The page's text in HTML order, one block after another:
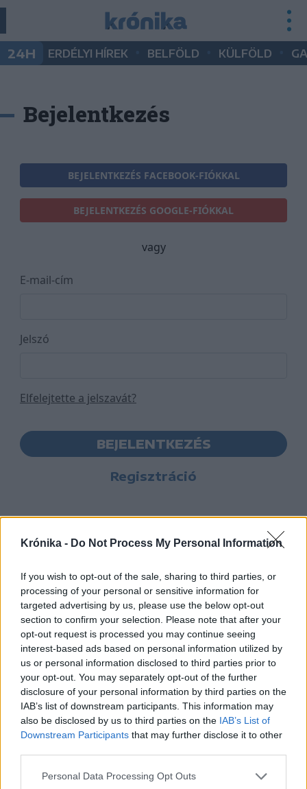
Krónika - Do Not Process My Personal Information
If you wish to opt-out of the sale, sharing to third parties, or
processing of your personal or sensitive information for
targeted advertising by us, please use the below opt-out
section to confirm your selection. Please note that after your
opt-out request is processed you may continue seeing
interest-based ads based on personal information utilized by
us or personal information disclosed to third parties prior to
your opt-out. You may separately opt-out of the further
disclosure of your personal information by third parties on the
IAB’s list of downstream participants. This information may
also be disclosed by us to third parties on the IAB’s List of
Downstream Participants that may further disclose it to other
Personal Data Processing Opt Outs
24H ERDÉLYI HÍREK BELFÖLD KÜLFÖLD
Bejelentkezés
BEJELENTKEZÉS FACEBOOK-FIÓKKAL
BEJELENTKEZÉS GOOGLE-FIÓKKAL
vagy
E-mail-cím
Jelszó
Elfelejtette a jelszavát?
BEJELENTKEZÉS
Regisztráció
Hasznos
Impresszum
Szerzői jogok
Adatvédelmi tájékoztató
Cookie-kezelési tájékoztató
Nyomtatott lapjaink archívuma